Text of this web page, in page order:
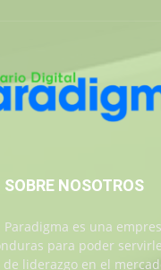
SOBRE NOSOTROS
Paradigma es una
para poder
liderazgo en el